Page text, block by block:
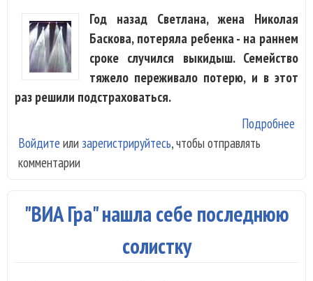
Год назад Светлана, жена Николая
Баскова, потеряла ребенка - на раннем
сроке случился выкидыш. Семейство
тяжело переживало потерю, и в этот
раз решили подстраховаться.
Подробнее
Войдите или зарегистрируйтесь, чтобы отправлять
комментарии
"ВИА Гра" нашла себе последнюю
солистку